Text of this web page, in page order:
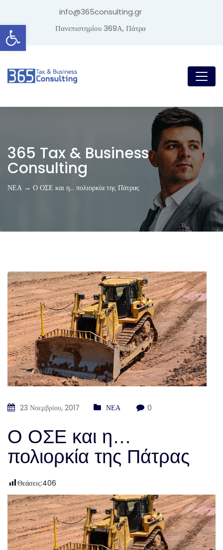
Ανοίξτε τη γραμμή εργαλείων
info@365consulting.gr
Πανεπιστημίου 369Α, Πάτρα
365 Tax & Business
Consulting
ΝΕΑ → Ο ΟΣΕ και η… πολιορκία της Πάτρας
23 Νοεμβρίου, 2017 ΝΕΑ 0
Ο ΟΣΕ και η…
πολιορκία της Πάτρας
Θεάσεις:406